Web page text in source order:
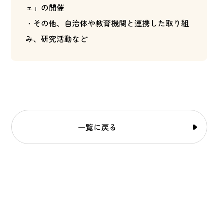
ェ」の開催
・その他、自治体や教育機関と連携した取り組
み、研究活動など
一覧に戻る